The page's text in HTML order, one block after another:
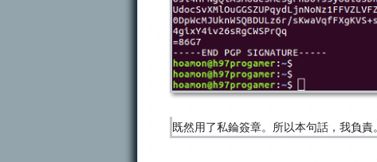
既然用了私錀簽章。所以本句話，我負責。